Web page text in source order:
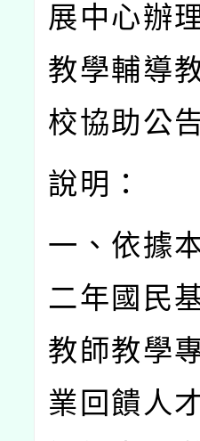
展中心辦
教學輔導
校協助公
說明：
一、依據
二年國民
教師教學
業回饋人